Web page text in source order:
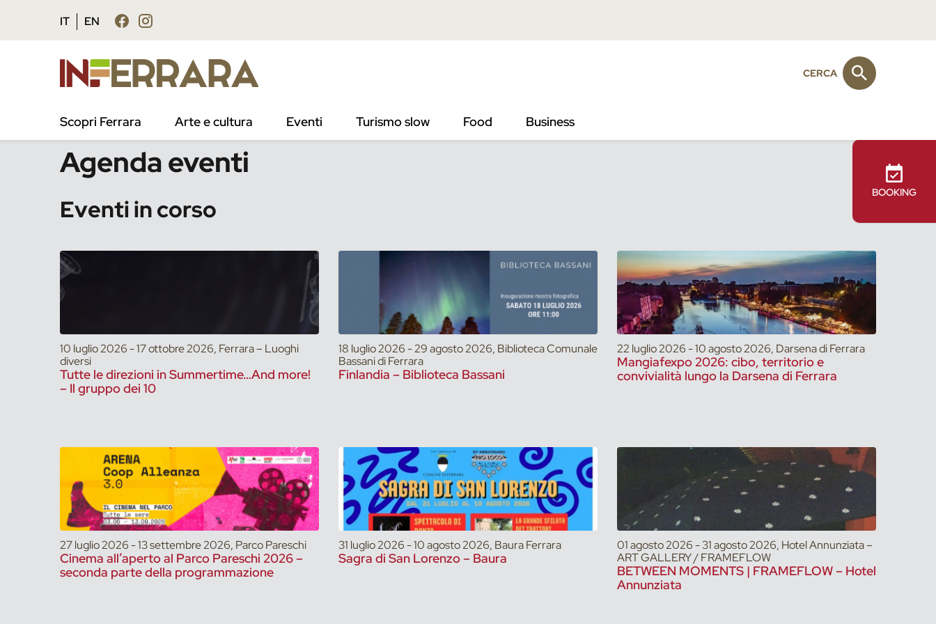
Vai al contenuto principale
Vai al footer
IT EN
BOOKING
CERCA
Scopri Ferrara Arte e cultura Eventi Turismo slow Food Business
/ Eventi
Agenda eventi
Eventi in corso
10 luglio 2026 - 17 ottobre 2026, Ferrara – Luoghi
diversi
Tutte le direzioni in Summertime…And more!
– Il gruppo dei 10
18 luglio 2026 - 29 agosto 2026, Biblioteca Comunale
Bassani di Ferrara
Finlandia – Biblioteca Bassani
22 luglio 2026 - 10 agosto 2026, Darsena di Ferrara
Mangiafexpo 2026: cibo, territorio e
convivialità lungo la Darsena di Ferrara
27 luglio 2026 - 13 settembre 2026, Parco Pareschi
Cinema all’aperto al Parco Pareschi 2026 –
seconda parte della programmazione
31 luglio 2026 - 10 agosto 2026, Baura Ferrara
Sagra di San Lorenzo – Baura
01 agosto 2026 - 31 agosto 2026, Hotel Annunziata –
ART GALLERY / FRAMEFLOW
BETWEEN MOMENTS | FRAMEFLOW – Hotel
Annunziata